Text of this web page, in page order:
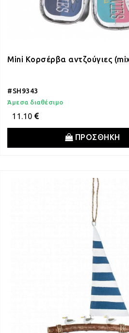
Mini Κορσέρβα αντζούγιες
#SH9343
Άμεσα διαθέσιμο
11.10
ΠΡΟΣΘΗΚΗ